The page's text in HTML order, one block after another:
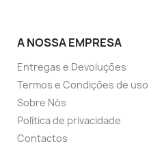
A NOSSA EMPRESA
Entregas e Devoluções
Termos e Condições de uso
Sobre Nós
Política de privacidade
Contactos